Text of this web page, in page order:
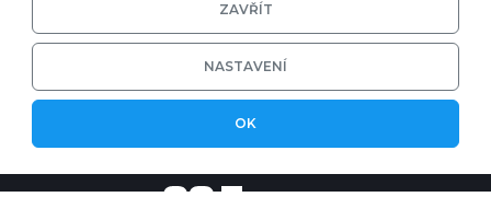
EFRR
|Nastavení cookies
ZAVŘÍT
NASTAVENÍ
OK